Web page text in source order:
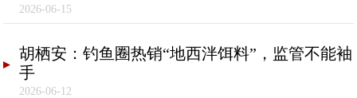
2026-06-15
胡栖安：钓鱼圈热销“地西泮饵料”，监管不能袖
手
2026-06-12